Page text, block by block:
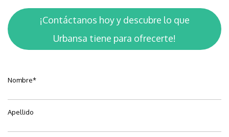
¡Contáctanos hoy y descubre lo que
Urbansa tiene para ofrecerte!
Nombre*
Apellido